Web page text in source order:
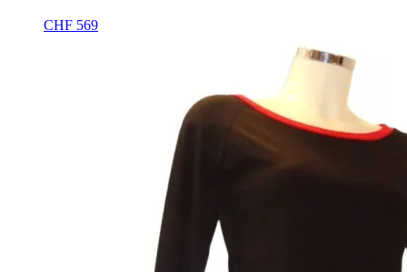
CHF 569